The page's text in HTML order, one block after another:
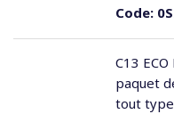
Code:
C13
paquet
tout type